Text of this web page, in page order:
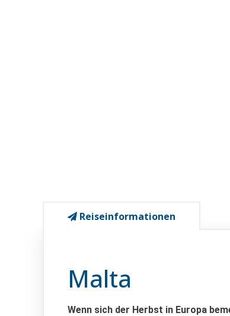
Reiseinformationen
Malta
Wenn sich der Herbst in Europa